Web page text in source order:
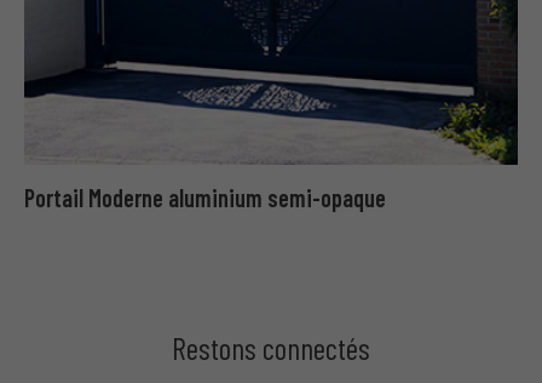
Portail Moderne aluminium semi-opaque
Restons connectés